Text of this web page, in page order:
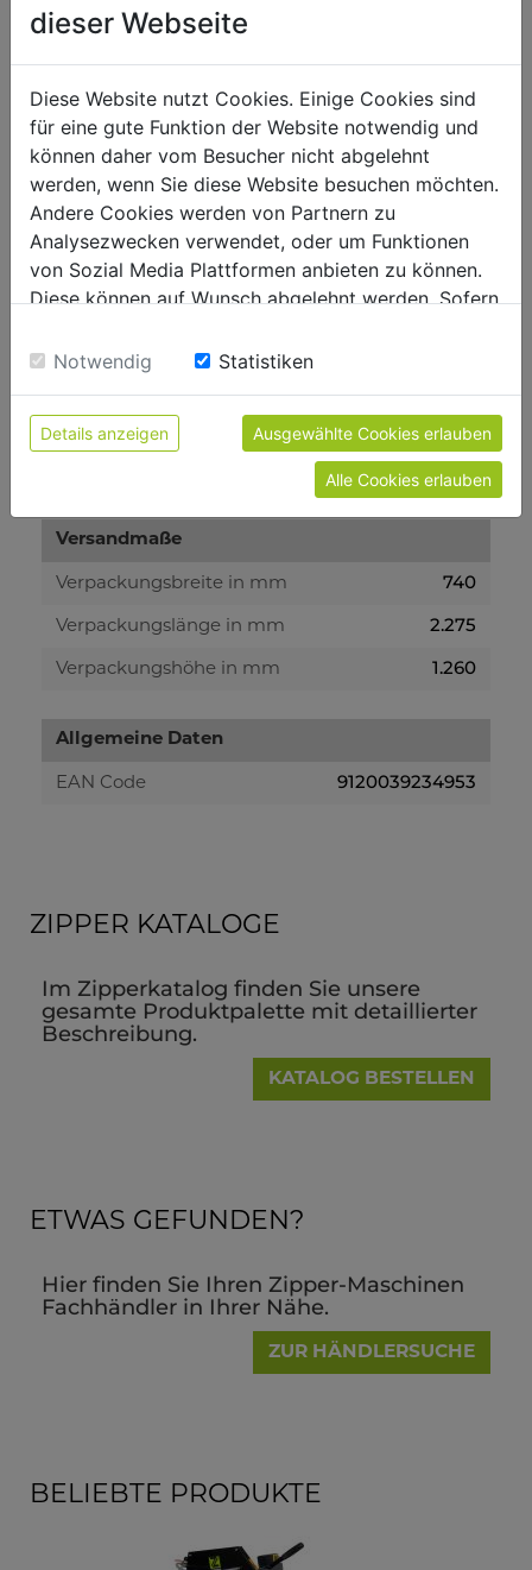
Allgemeine Abmessungen
Aufstellmaß in mm 2210 x 690 x 1585
Lautstärke und Vibrationen:
93
Bruttogewicht in kg 700
562
Versandmaße
Verpackungsbreite in mm 740
Verpackungslänge in mm 2.275
Verpackungshöhe in mm 1.260
Allgemeine Daten
EAN Code 9120039234953
ZIPPER KATALOGE
Im Zipperkatalog finden Sie unsere
gesamte Produktpalette mit detaillierter
Beschreibung.
KATALOG BESTELLEN
ETWAS GEFUNDEN?
Hier finden Sie Ihren Zipper-Maschinen
Fachhändler in Ihrer Nähe.
ZUR HÄNDLERSUCHE
BELIEBTE PRODUKTE
dieser Webseite
Diese Website nutzt Cookies. Einige Cookies sind
für eine gute Funktion der Website notwendig und
können daher vom Besucher nicht abgelehnt
werden, wenn Sie diese Website besuchen möchten.
Andere Cookies werden von Partnern zu
Analysezwecken verwendet, oder um Funktionen
von Sozial Media Plattformen anbieten zu können.
Diese können auf Wunsch abgelehnt werden. Sofern
Einwilligung zu unseren Cookies.
Notwendig Statistiken
Details anzeigen Ausgewählte Cookies erlauben
Alle Cookies erlauben